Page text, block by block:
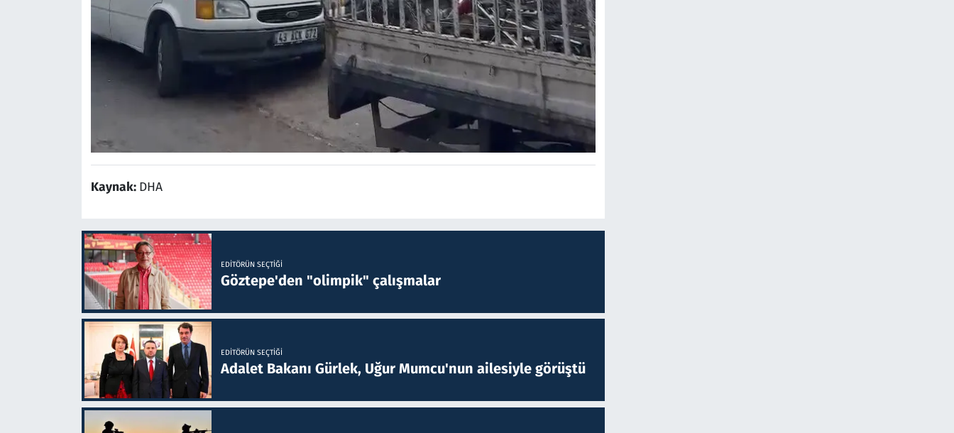
Kaynak: DHA
EDITÖRÜN SEÇTIĞI
Göztepe'den "olimpik" çalışmalar
EDITÖRÜN SEÇTIĞI
Adalet Bakanı Gürlek, Uğur Mumcu'nun ailesiyle görüştü